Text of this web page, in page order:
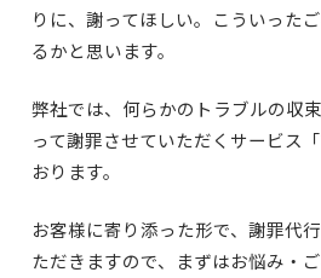
りに、謝ってほしい。こういった
るかと思います。
弊社では、何らかのトラブルの収
って謝罪させていただくサービス
おります。
お客様に寄り添った形で、謝罪代
ただきますので、まずはお悩み・